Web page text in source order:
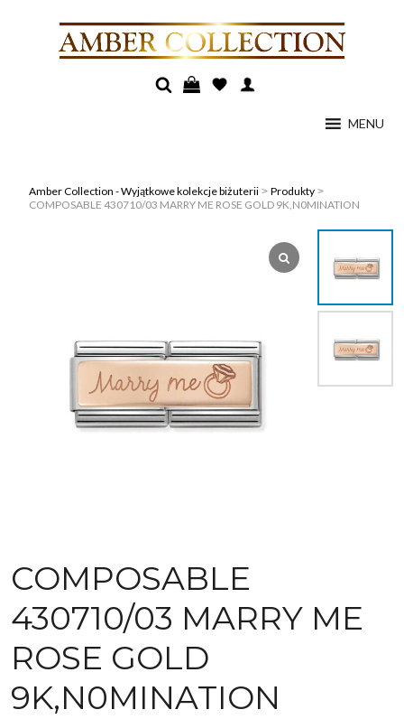
MENU
Amber Collection - Wyjątkowe kolekcje biżuterii > Produkty >
COMPOSABLE 430710/03 MARRY ME ROSE GOLD 9K,N0MINATION
COMPOSABLE
430710/03 MARRY ME
ROSE GOLD
9K,N0MINATION